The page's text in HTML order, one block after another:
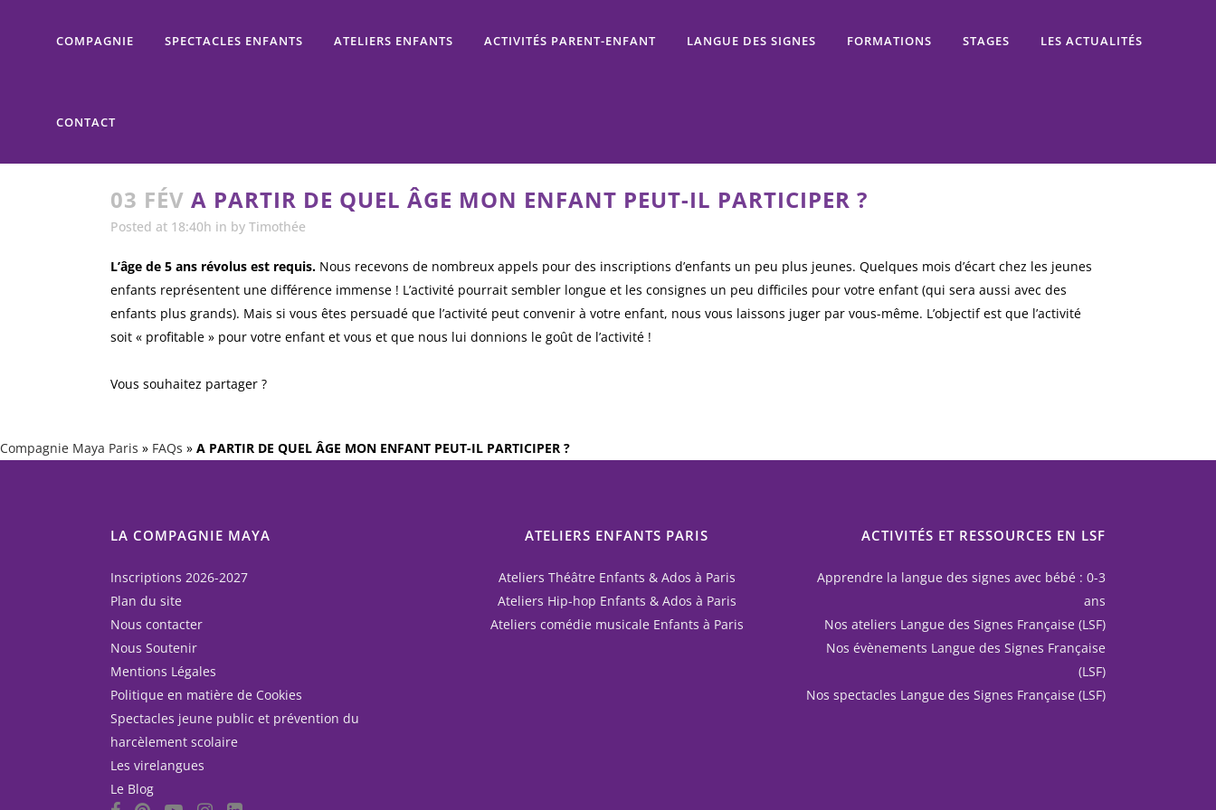
COMPAGNIE SPECTACLES ENFANTS ATELIERS ENFANTS ACTIVITÉS PARENT-ENFANT LANGUE DES SIGNES FORMATIONS STAGES LES ACTUALITÉS
CONTACT
03 FÉV A PARTIR DE QUEL ÂGE MON ENFANT PEUT-IL PARTICIPER ?
Posted at 18:40h in by Timothée
L’âge de 5 ans révolus est requis. Nous recevons de nombreux appels pour des inscriptions d’enfants un peu plus jeunes. Quelques mois d’écart chez les jeunes
enfants représentent une différence immense ! L’activité pourrait sembler longue et les consignes un peu difficiles pour votre enfant (qui sera aussi avec des
enfants plus grands). Mais si vous êtes persuadé que l’activité peut convenir à votre enfant, nous vous laissons juger par vous-même. L’objectif est que l’activité
soit « profitable » pour votre enfant et vous et que nous lui donnions le goût de l’activité !
Vous souhaitez partager ?
Compagnie Maya Paris » FAQs » A PARTIR DE QUEL ÂGE MON ENFANT PEUT-IL PARTICIPER ?
LA COMPAGNIE MAYA
Inscriptions 2026-2027
Plan du site
Nous contacter
Nous Soutenir
Mentions Légales
Politique en matière de Cookies
Spectacles jeune public et prévention du
harcèlement scolaire
Les virelangues
Le Blog
ATELIERS ENFANTS PARIS
Ateliers Théâtre Enfants & Ados à Paris
Ateliers Hip-hop Enfants & Ados à Paris
Ateliers comédie musicale Enfants à Paris
ACTIVITÉS ET RESSOURCES EN LSF
Apprendre la langue des signes avec bébé : 0-3
ans
Nos ateliers Langue des Signes Française (LSF)
Nos évènements Langue des Signes Française
(LSF)
Nos spectacles Langue des Signes Française (LSF)